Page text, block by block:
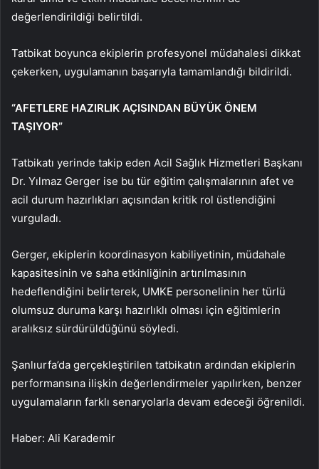
değerlendirildiği belirtildi.
Tatbikat boyunca ekiplerin profesyonel müdahalesi dikkat
çekerken, uygulamanın başarıyla tamamlandığı bildirildi.
“AFETLERE HAZIRLIK AÇISINDAN BÜYÜK ÖNEM
TAŞIYOR”
Tatbikatı yerinde takip eden Acil Sağlık Hizmetleri Başkanı
Dr. Yılmaz Gerger ise bu tür eğitim çalışmalarının afet ve
acil durum hazırlıkları açısından kritik rol üstlendiğini
vurguladı.
Gerger, ekiplerin koordinasyon kabiliyetinin, müdahale
kapasitesinin ve saha etkinliğinin artırılmasının
hedeflendiğini belirterek, UMKE personelinin her türlü
olumsuz duruma karşı hazırlıklı olması için eğitimlerin
aralıksız sürdürüldüğünü söyledi.
Şanlıurfa’da gerçekleştirilen tatbikatın ardından ekiplerin
performansına ilişkin değerlendirmeler yapılırken, benzer
uygulamaların farklı senaryolarla devam edeceği öğrenildi.
Haber: Ali Karademir